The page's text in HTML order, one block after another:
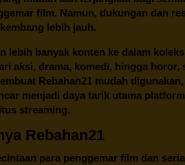
film. Namun, dukungan dan
lebih jauh.
lebih banyak konten ke dalam
aksi, drama, komedi, hingga horor,
Rebahan21mudah digunakan,
menjadi daya tarik utama
streaming.
Rebahan21
para penggemar film dan